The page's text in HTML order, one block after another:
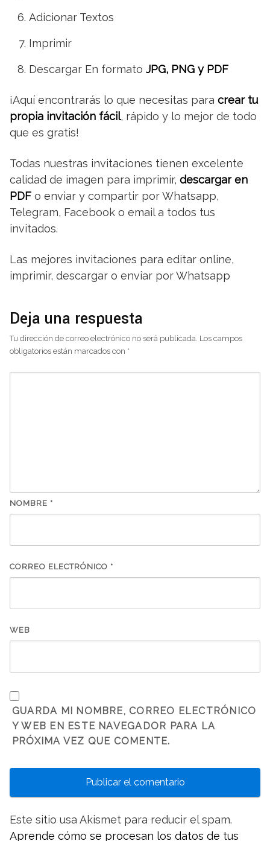
Adicionar Textos
Imprimir
Descargar En formato JPG, PNG y PDF
¡Aquí encontrarás lo que necesitas para crear tu
propia invitación fácil, rápido y lo mejor de todo
que es gratis!
Todas nuestras invitaciones tienen excelente
calidad de imagen para imprimir, descargar en
PDF o enviar y compartir por Whatsapp,
Telegram, Facebook o email a todos tus
invitados.
Las mejores invitaciones para editar online,
imprimir, descargar o enviar por Whatsapp
Deja una respuesta
Tu dirección de correo electrónico no será publicada. Los campos
obligatorios están marcados con *
NOMBRE *
CORREO ELECTRÓNICO *
WEB
GUARDA MI NOMBRE, CORREO ELECTRÓNICO
Y WEB EN ESTE NAVEGADOR PARA LA
PRÓXIMA VEZ QUE COMENTE.
Este sitio usa Akismet para reducir el spam.
Aprende cómo se procesan los datos de tus